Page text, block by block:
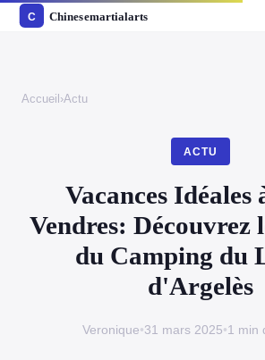
Accueil ›Actu
ACTU
Vacances Idéales
Vendres: Découvrez
du Camping du
d'Argelès
Veronique•31 mars 2025•1 min